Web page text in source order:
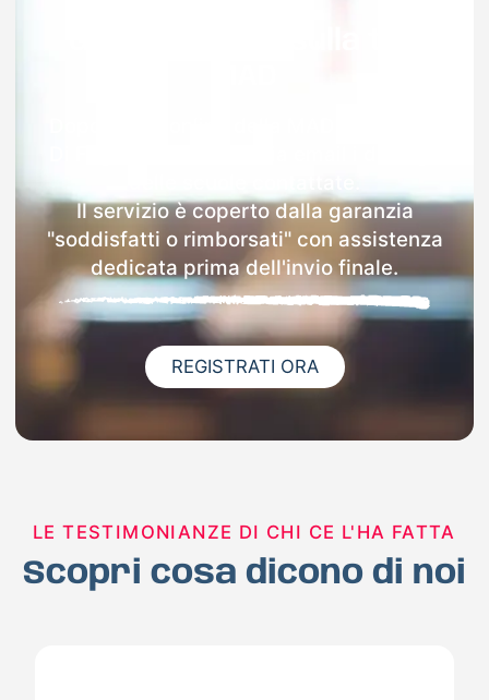
Il servizio è coperto dalla garanzia
"soddisfatti o rimborsati" con assistenza
dedicata prima dell'invio finale.
REGISTRATI ORA
LE TESTIMONIANZE DI CHI CE L'HA FATTA
Scopri cosa dicono di noi